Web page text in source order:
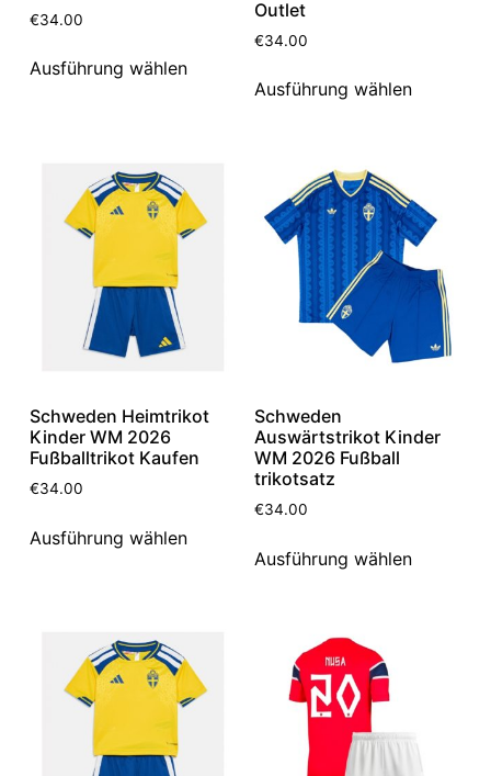
€34.00
Ausführung wählen
Outlet
€34.00
Ausführung wählen
Schweden Heimtrikot
Kinder WM 2026
Fußballtrikot Kaufen
€34.00
Ausführung wählen
Schweden
Auswärtstrikot Kinder
WM 2026 Fußball
trikotsatz
€34.00
Ausführung wählen